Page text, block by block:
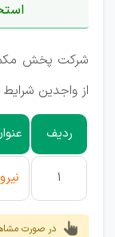
شرکت پخش
از واجدین
ردیف
1
در صورت